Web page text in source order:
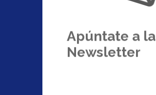
Apúntate a la
Newsletter